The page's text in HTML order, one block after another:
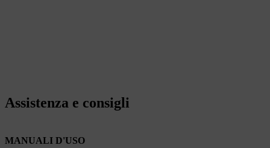
Assistenza e consigli
MANUALI D'USO